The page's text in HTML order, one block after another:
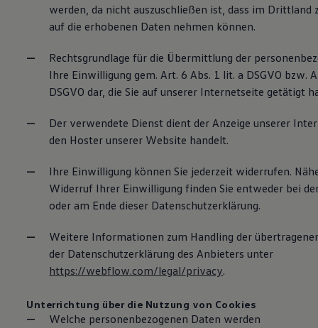
werden, da nicht auszuschließen ist, dass im Drittland
auf die erhobenen Daten nehmen können.
Rechtsgrundlage für die Übermittlung der
Ihre Einwilligung gem. Art. 6 Abs. 1 lit. a DSGVO bzw.
DSGVO dar, die Sie auf unserer Internetseite getätigt
Der verwendete Dienst dient der Anzeige unserer
den Hoster unserer Website handelt.
Ihre Einwilligung können Sie jederzeit widerrufen.
Widerruf Ihrer Einwilligung finden Sie entweder bei
oder am Ende dieser Datenschutzerklärung.
Weitere Informationen zum Handling der
der Datenschutzerklärung des Anbieters unter
https://webflow.com/legal/privacy.
Unterrichtung über die Nutzung von Cookies
Welche personenbezogenen Daten werden